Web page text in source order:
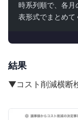
時系列順で、各月
表形式でまとめて
結果
▼コスト削減横断